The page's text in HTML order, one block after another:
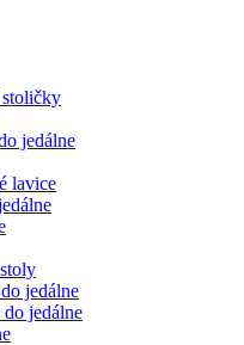
stoličky
jedálne
lavice
jedálne
jedálne